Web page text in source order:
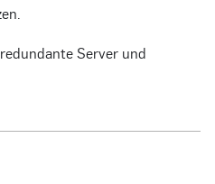
Server und